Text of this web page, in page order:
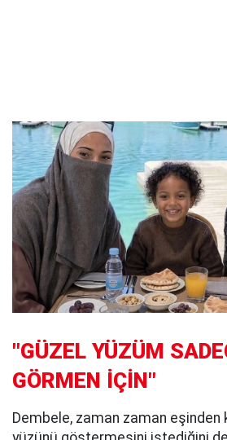
"GÜZEL YÜZÜM
GÖRMEN İÇİN"
Dembele, zaman zaman eşinden